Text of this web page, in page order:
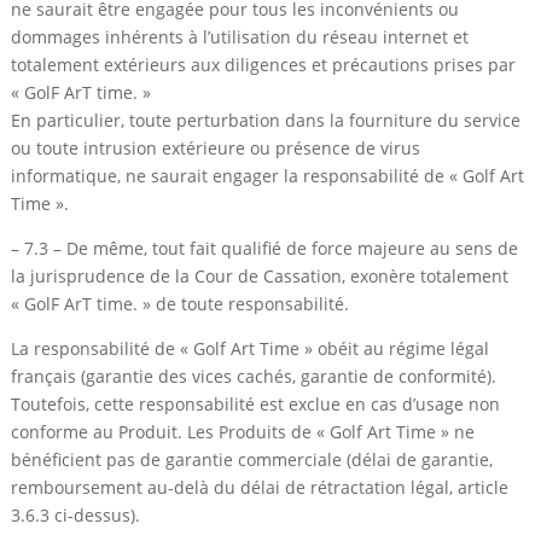
ne saurait être engagée pour tous les inconvénients ou
dommages inhérents à l’utilisation du réseau internet et
totalement extérieurs aux diligences et précautions prises par
« GolF ArT time. »
En particulier, toute perturbation dans la fourniture du service
ou toute intrusion extérieure ou présence de virus
informatique, ne saurait engager la responsabilité de « Golf Art
Time ».
– 7.3 – De même, tout fait qualifié de force majeure au sens de
la jurisprudence de la Cour de Cassation, exonère totalement
« GolF ArT time. » de toute responsabilité.
La responsabilité de « Golf Art Time » obéit au régime légal
français (garantie des vices cachés, garantie de conformité).
Toutefois, cette responsabilité est exclue en cas d’usage non
conforme au Produit. Les Produits de « Golf Art Time » ne
bénéficient pas de garantie commerciale (délai de garantie,
remboursement au-delà du délai de rétractation légal, article
3.6.3 ci-dessus).